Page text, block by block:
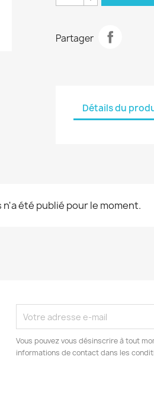
Partager
Détails du
n'a été publié pour le moment.
Vous pouvez vous désinscrire à tout
informations de contact dans les